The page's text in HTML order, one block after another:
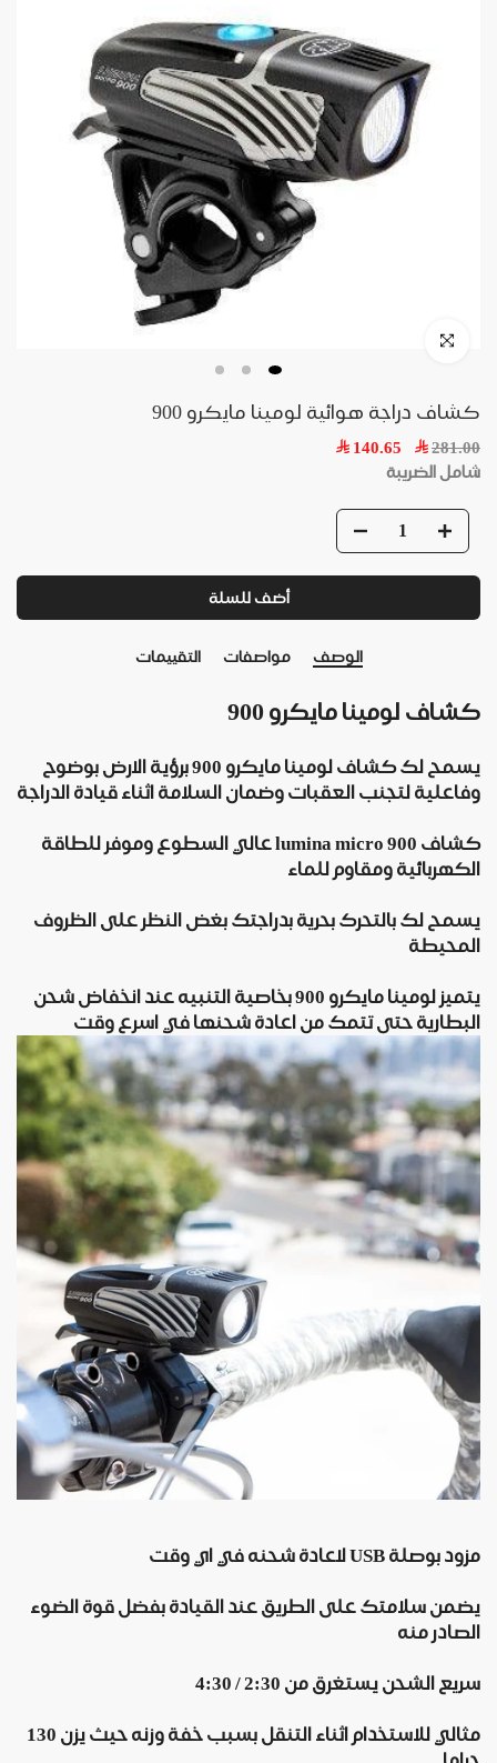
كشاف دراجة هوائية لومينا مايكرو 900
281.00
140.65
شامل الضريبة
أضف للسلة
الوصف مواصفات التقييمات
كشاف لومينا مايكرو 900
يسمح لك كشاف لومينا مايكرو 900 برؤية الارض بوضوح
وفاعلية لتجنب العقبات وضمان السلامة اثناء قيادة الدراجة
كشاف lumina micro 900 عالي السطوع وموفر للطاقة
الكهربائية ومقاوم للماء
يسمح لك بالتحرك بحرية بدراجتك بغض النظر على الظروف
المحيطة
يتميز لومينا مايكرو 900 بخاصية التنبيه عند انخفاض شحن
البطارية حتى تتمك من اعادة شحنها في اسرع وقت
مزود بوصلة USB لاعادة شحنه في اي وقت
يضمن سلامتك على الطريق عند القيادة بفضل قوة الضوء
الصادر منه
سريع الشحن يستغرق من 2:30 / 4:30
مثالي للاستخدام اثناء التنقل بسبب خفة وزنه حيث يزن 130